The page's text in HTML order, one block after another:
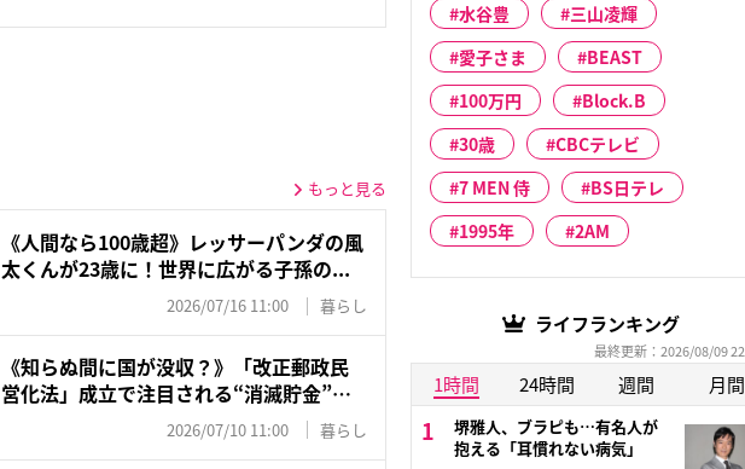
もっと見る
《人間なら100歳超》レッサーパンダの風
太くんが23歳に！世界に広がる子孫の...
2026/07/16 11:00 暮らし
《知らぬ間に国が没収？》「改正郵政民
営化法」成立で注目される“消滅貯金”…
2026/07/10 11:00 暮らし
水谷豊
三山凌輝
愛子さま
BEAST
100万円
Block.B
30歳
CBCテレビ
7 MEN 侍
BS日テレ
1995年
2AM
ライフランキング
最終更新：2026/08/09
1時間 24時間 週間 月間
堺雅人、ブラピも…有名人が
抱える「耳慣れない病気」